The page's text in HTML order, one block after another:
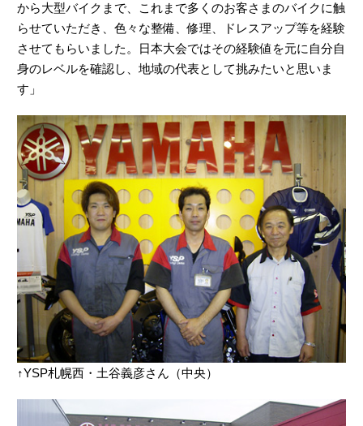
から大型バイクまで、これまで多くのお客さまのバイクに触
らせていただき、色々な整備、修理、ドレスアップ等を経験
させてもらいました。日本大会ではその経験値を元に自分自
身のレベルを確認し、地域の代表として挑みたいと思いま
す」
↑YSP札幌西・土谷義彦さん（中央）